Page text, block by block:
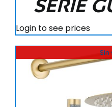
Serie
Login to see prices
Sin